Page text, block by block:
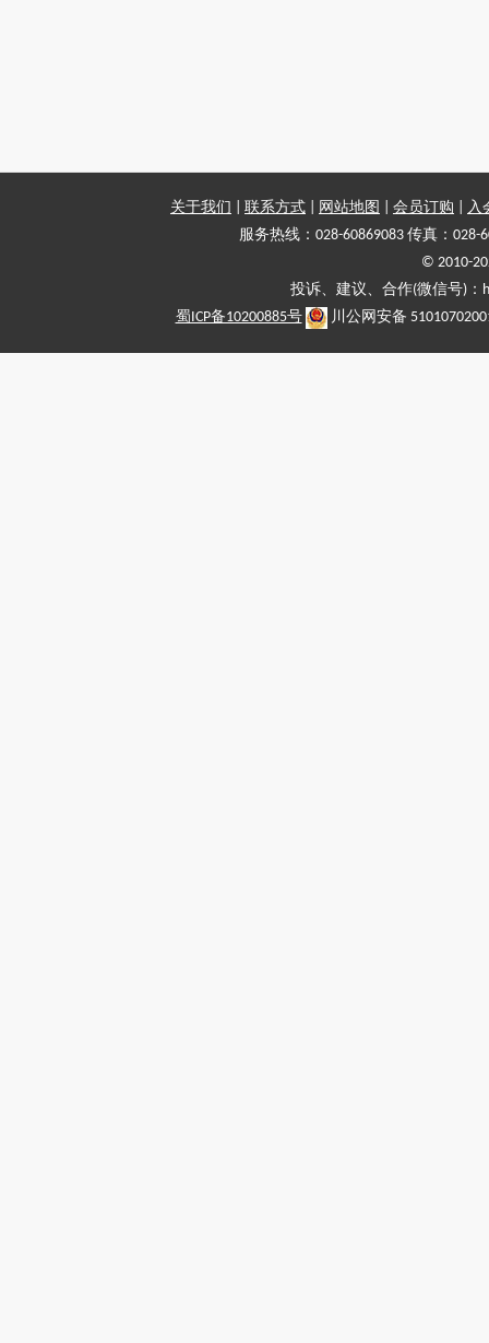
关于我们 联系方式 网站地图 会员订购
入
服务热线：028-60869083 传真：028-
© 2010-
投诉、建议、合作(微信号)
蜀ICP备10200885号
川公网安备